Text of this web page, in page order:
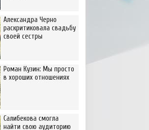
Александра Черно
раскритиковала свадьбу
своей сестры
Роман Кузин: Мы просто
в хороших отношениях
Салибекова смогла
найти свою аудиторию